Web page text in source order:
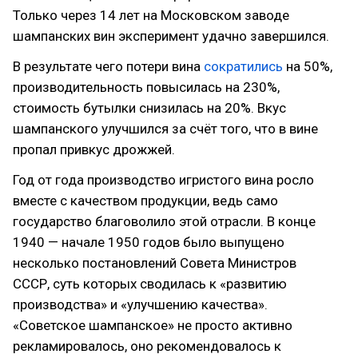
Только через 14 лет на Московском заводе
шампанских вин эксперимент удачно завершился.
В результате чего потери вина сократились на 50%,
производительность повысилась на 230%,
стоимость бутылки снизилась на 20%. Вкус
шампанского улучшился за счёт того, что в вине
пропал привкус дрожжей.
Год от года производство игристого вина росло
вместе с качеством продукции, ведь само
государство благоволило этой отрасли. В конце
1940 — начале 1950 годов было выпущено
несколько постановлений Совета Министров
СССР, суть которых сводилась к «развитию
производства» и «улучшению качества».
«Советское шампанское» не просто активно
рекламировалось, оно рекомендовалось к